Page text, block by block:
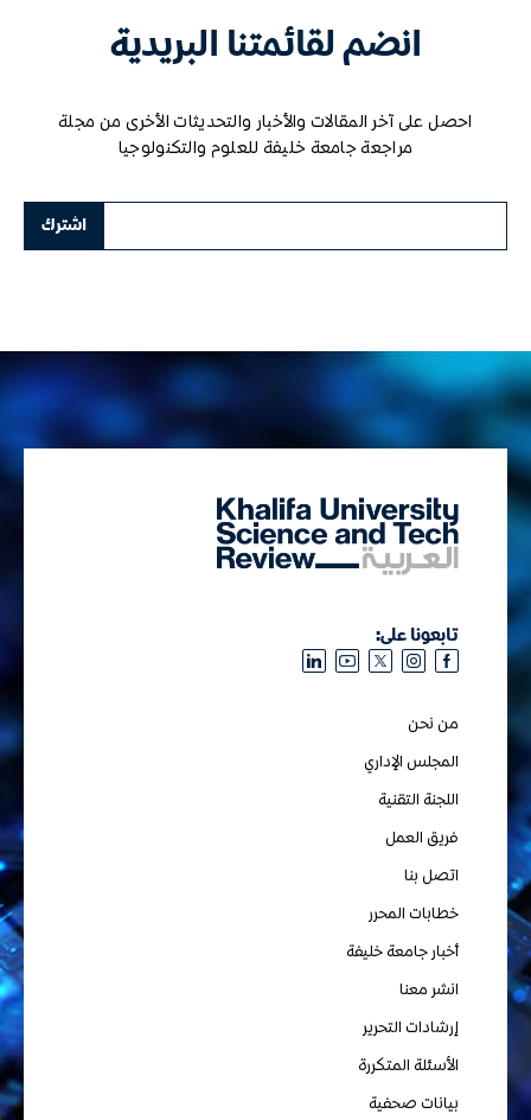
انضم لقائمتنا البريدية
احصل على آخر المقالات والأخبار والتحديثات الأخرى من مجلة
مراجعة جامعة خليفة للعلوم والتكنولوجيا
تابعونا على:
من نحن
المجلس الإداري
اللجنة التقنية
فريق العمل
اتصل بنا
خطابات المحرر
أخبار جامعة خليفة
انشر معنا
إرشادات التحرير
الأسئلة المتكررة
بيانات صحفية